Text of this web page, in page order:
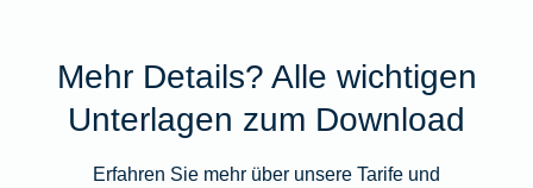
Mehr Details? Alle wichtigen
Unterlagen zum Download
Erfahren Sie mehr über unsere Tarife und